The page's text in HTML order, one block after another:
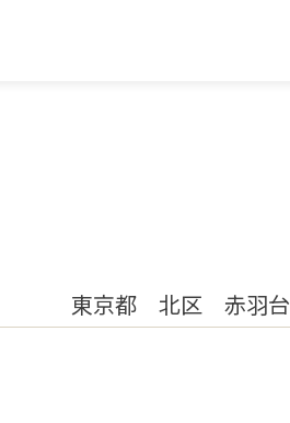
東京都 北区 赤羽台